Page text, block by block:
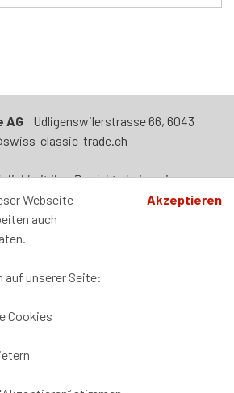
AG Udligenswilerstrasse 66, 6043
classic-trade.ch
Ihre Produkte bei uns in
Termin nach Vereinbarung. Unser Laden
- 12h00 und von 14h00-17h00
Webseite
auch
auf unserer Seite:
Cookies
Akzeptieren